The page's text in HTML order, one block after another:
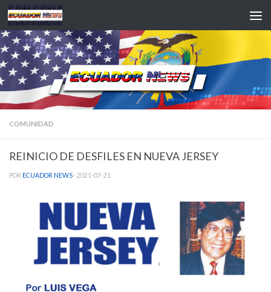
Saltar al contenido
COMUNIDAD
REINICIO DE DESFILES EN NUEVA JERSEY
POR ECUADOR NEWS · 2021-07-21